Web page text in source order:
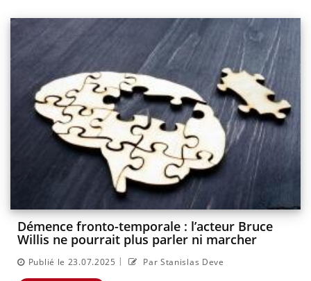
Démence fronto-temporale : l’acteur Bruce
Willis ne pourrait plus parler ni marcher
Publié le 23.07.2025 | Par Stanislas Deve